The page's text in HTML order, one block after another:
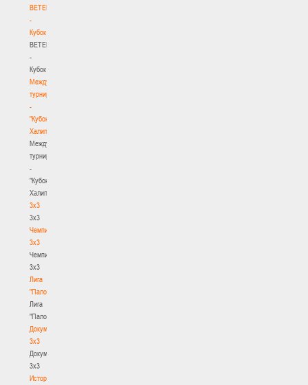
BETERA
-
Кубок
BETERA
-
Кубок
Международный
турнир
-
"Кубок
Халипского"
Международный
турнир
-
"Кубок
Халипского"
3x3
3x3
Чемпионат
3х3
Чемпионат
3х3
Лига
"Палова"
Лига
"Палова"
Документы
3х3
Документы
3х3
История